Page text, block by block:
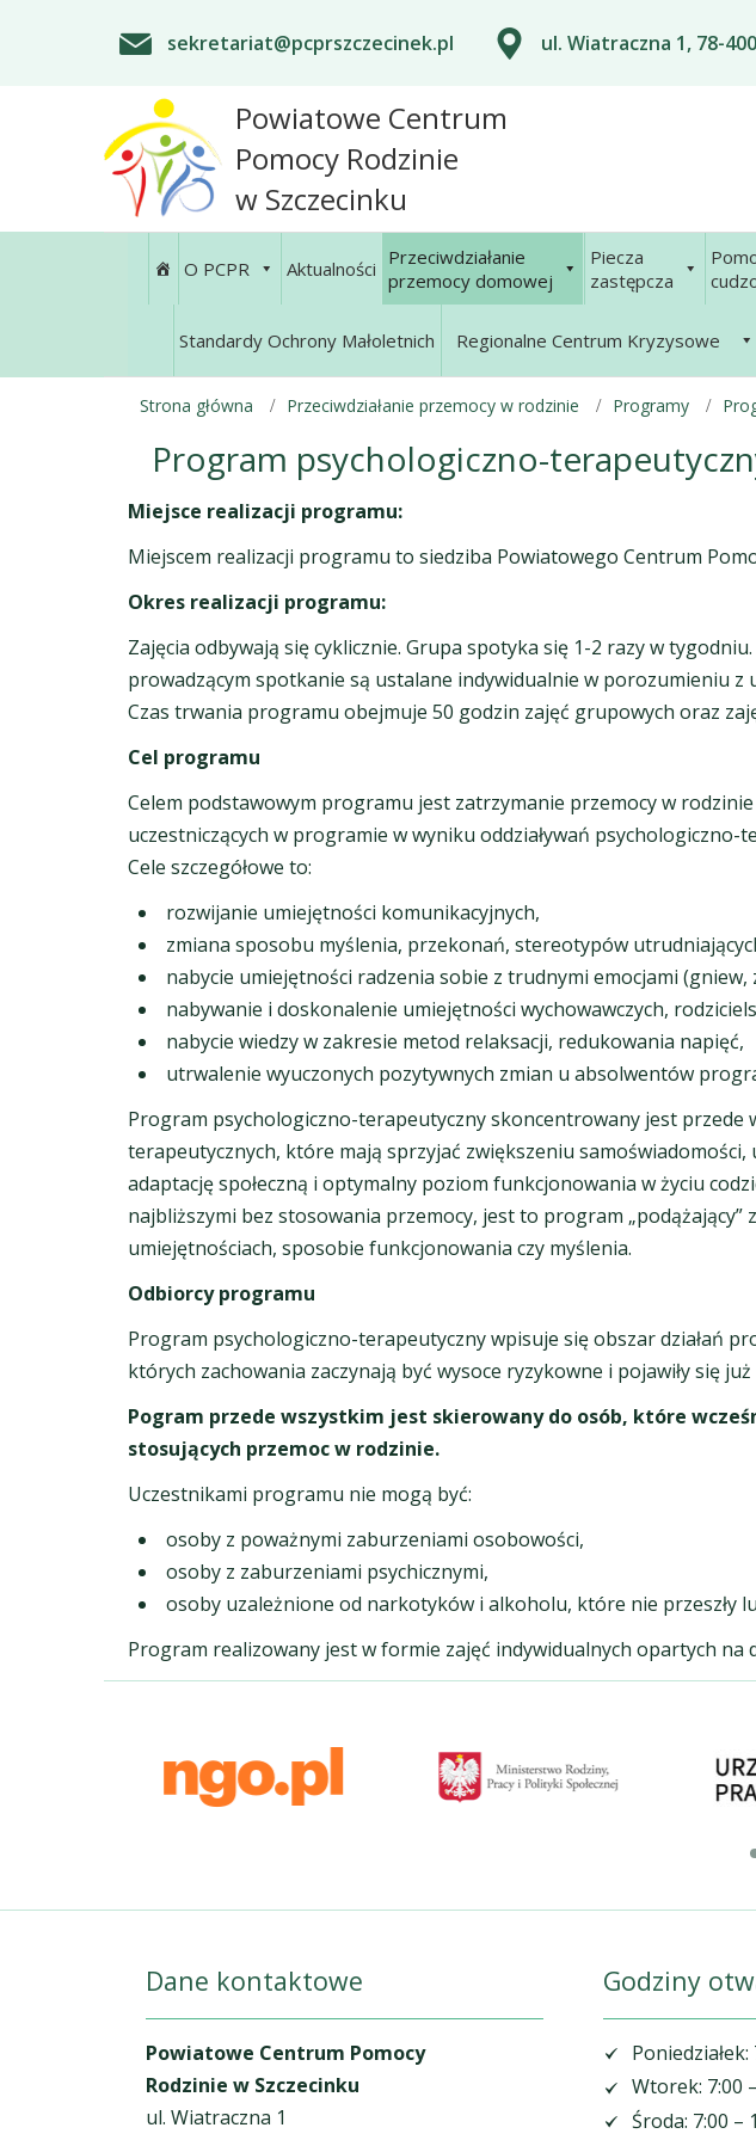
sekretariat@pcprszczecinek.pl ul. Wiatraczna 1, 78-
Powiatowe Centrum
Pomocy Rodzinie
w Szczecinku
O PCPR Aktualności Przeciwdziałanie
przemocy domowej
Piecza
zastępcza
Standardy Ochrony Małoletnich Regionalne Centrum Kryzysowe
Strona główna Przeciwdziałanie przemocy w rodzinie Programy
Program psychologiczno-
Miejsce realizacji programu:
Miejscem realizacji programu to siedziba Powiatowego Centrum
Okres realizacji programu:
Zajęcia odbywają się cyklicznie. Grupa spotyka się 1-2 razy w
prowadzącym spotkanie są ustalane indywidualnie w porozumieniu z
Czas trwania programu obejmuje 50 godzin zajęć grupowych oraz
Cel programu
Celem podstawowym programu jest zatrzymanie przemocy w
uczestniczących w programie w wyniku oddziaływań psychologiczno-
Cele szczegółowe to:
rozwijanie umiejętności komunikacyjnych,
zmiana sposobu myślenia, przekonań, stereotypów
nabycie umiejętności radzenia sobie z trudnymi emocjami (gniew,
nabywanie i doskonalenie umiejętności wychowawczych,
nabycie wiedzy w zakresie metod relaksacji, redukowania napięć,
utrwalenie wyuczonych pozytywnych zmian u absolwentów
Program psychologiczno-terapeutyczny skoncentrowany jest
terapeutycznych, które mają sprzyjać zwiększeniu
adaptację społeczną i optymalny poziom funkcjonowania w życiu
najbliższymi bez stosowania przemocy, jest to program
umiejętnościach, sposobie funkcjonowania czy myślenia.
Odbiorcy programu
Program psychologiczno-terapeutyczny wpisuje się obszar działań
których zachowania zaczynają być wysoce ryzykowne i pojawiły się
Pogram przede wszystkim jest skierowany do osób, które
stosujących przemoc w rodzinie.
Uczestnikami programu nie mogą być:
osoby z poważnymi zaburzeniami osobowości,
osoby z zaburzeniami psychicznymi,
osoby uzależnione od narkotyków i alkoholu, które nie przeszły
Program realizowany jest w formie zajęć indywidualnych opartych
Dane kontaktowe
Powiatowe Centrum Pomocy
Rodzinie w Szczecinku
ul. Wiatraczna 1
Godziny
Poniedziałek:
Wtorek: 7:00
Środa: 7:00 –